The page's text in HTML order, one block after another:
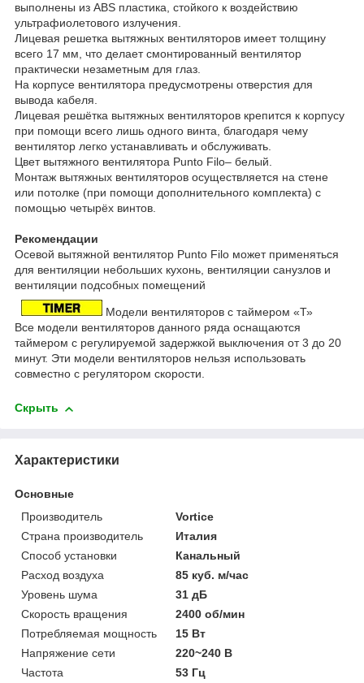
выполнены из ABS пластика, стойкого к воздействию
ультрафиолетового излучения.
Лицевая решетка вытяжных вентиляторов имеет толщину
всего 17 мм, что делает смонтированный вентилятор
практически незаметным для глаз.
На корпусе вентилятора предусмотрены отверстия для
вывода кабеля.
Лицевая решётка вытяжных вентиляторов крепится к корпусу
при помощи всего лишь одного винта, благодаря чему
вентилятор легко устанавливать и обслуживать.
Цвет вытяжного вентилятора Punto Filo– белый.
Монтаж вытяжных вентиляторов осуществляется на стене
или потолке (при помощи дополнительного комплекта) с
помощью четырёх винтов.
Рекомендации
Осевой вытяжной вентилятор Punto Filo может применяться
для вентиляции небольших кухонь, вентиляции санузлов и
вентиляции подсобных помещений
Модели вентиляторов с таймером «Т»
Все модели вентиляторов данного ряда оснащаются
таймером с регулируемой задержкой выключения от 3 до 20
минут. Эти модели вентиляторов нельзя использовать
совместно с регулятором скорости.
Скрыть
Характеристики
Основные
Производитель
Vortice
Страна производитель
Италия
Способ установки
Канальный
Расход воздуха
85 куб. м/час
Уровень шума
31 дБ
Скорость вращения
2400 об/мин
Потребляемая мощность
15 Вт
Напряжение сети
220~240 В
Частота
53 Гц